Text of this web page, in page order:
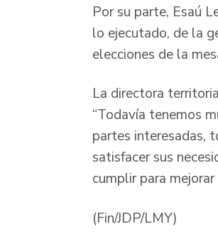
Por su parte, Esaú
lo ejecutado, de la
elecciones de la
La directora
“Todavía tenemos
partes interesadas,
satisfacer sus
cumplir para
(Fin/JDP/LMY)